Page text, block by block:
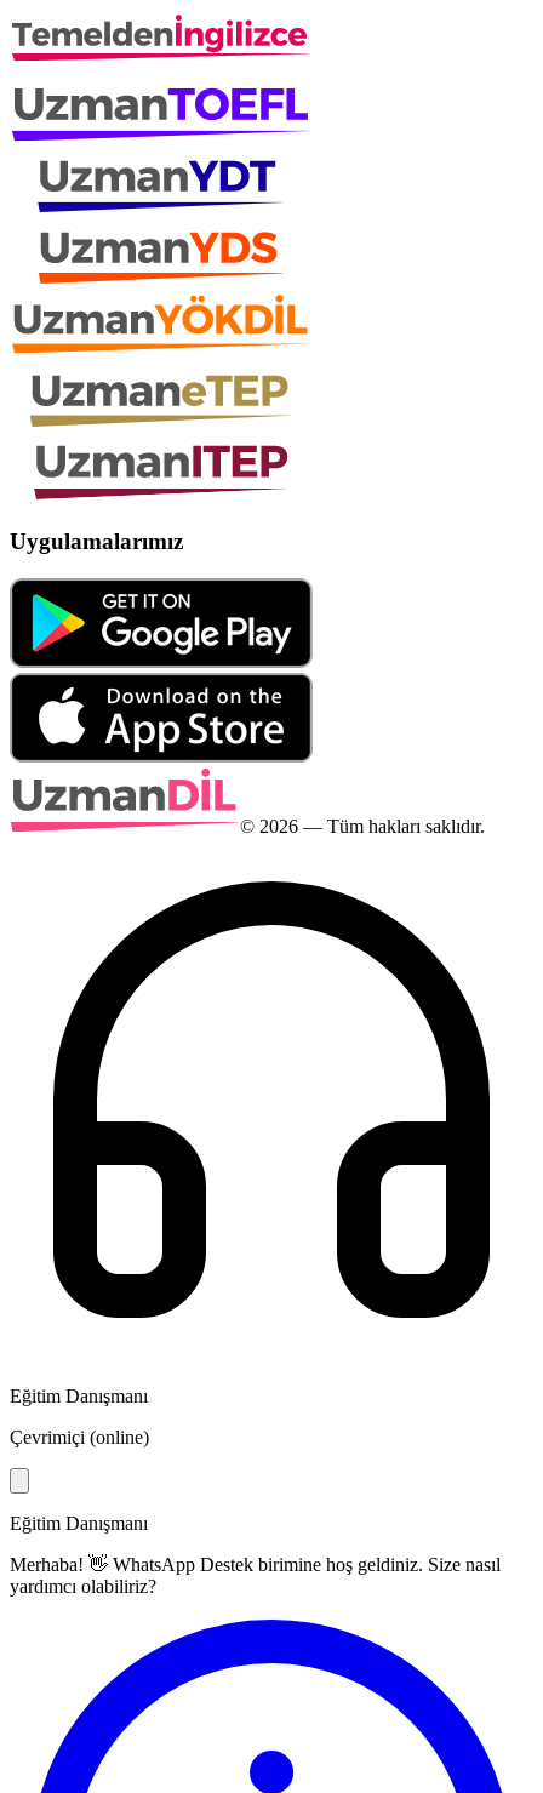
Uygulamalarımız
© 2026 — Tüm hakları saklıdır.
Eğitim Danışmanı
Çevrimiçi (online)
Eğitim Danışmanı
Merhaba! 👋 WhatsApp Destek birimine hoş geldiniz. Size nasıl
yardımcı olabiliriz?